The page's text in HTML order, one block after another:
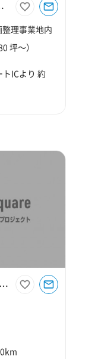
台名取Ⅰ
理事業地内
坪～）
ICより 約
【宮城県黒川郡】（仮称）宮城大和プロジェクト